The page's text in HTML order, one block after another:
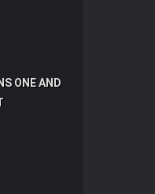
ONE AND